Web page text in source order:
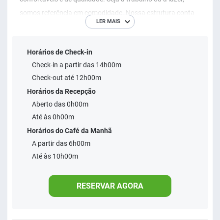
somos referência em comodidade. Nossa estrutura conta
ainda com restaurante, estacionamento* e espaço para
benefício. Estacionamento disponível mediante custo
adicional.
LER MAIS
Horários de Check-in
Check-in a partir das 14h00m
Check-out até 12h00m
Horários da Recepção
Aberto das 0h00m
Até às 0h00m
Horários do Café da Manhã
A partir das 6h00m
Até às 10h00m
RESERVAR AGORA